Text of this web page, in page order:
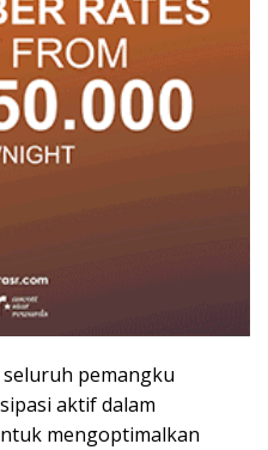
pemangku
aktif dalam
mengoptimalkan